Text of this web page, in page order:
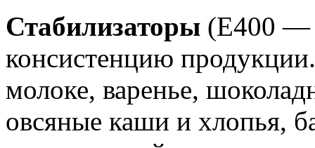
Стабилизаторы (Е400 —
консистенцию
молоке, варенье,
овсяные каши и хлопья,